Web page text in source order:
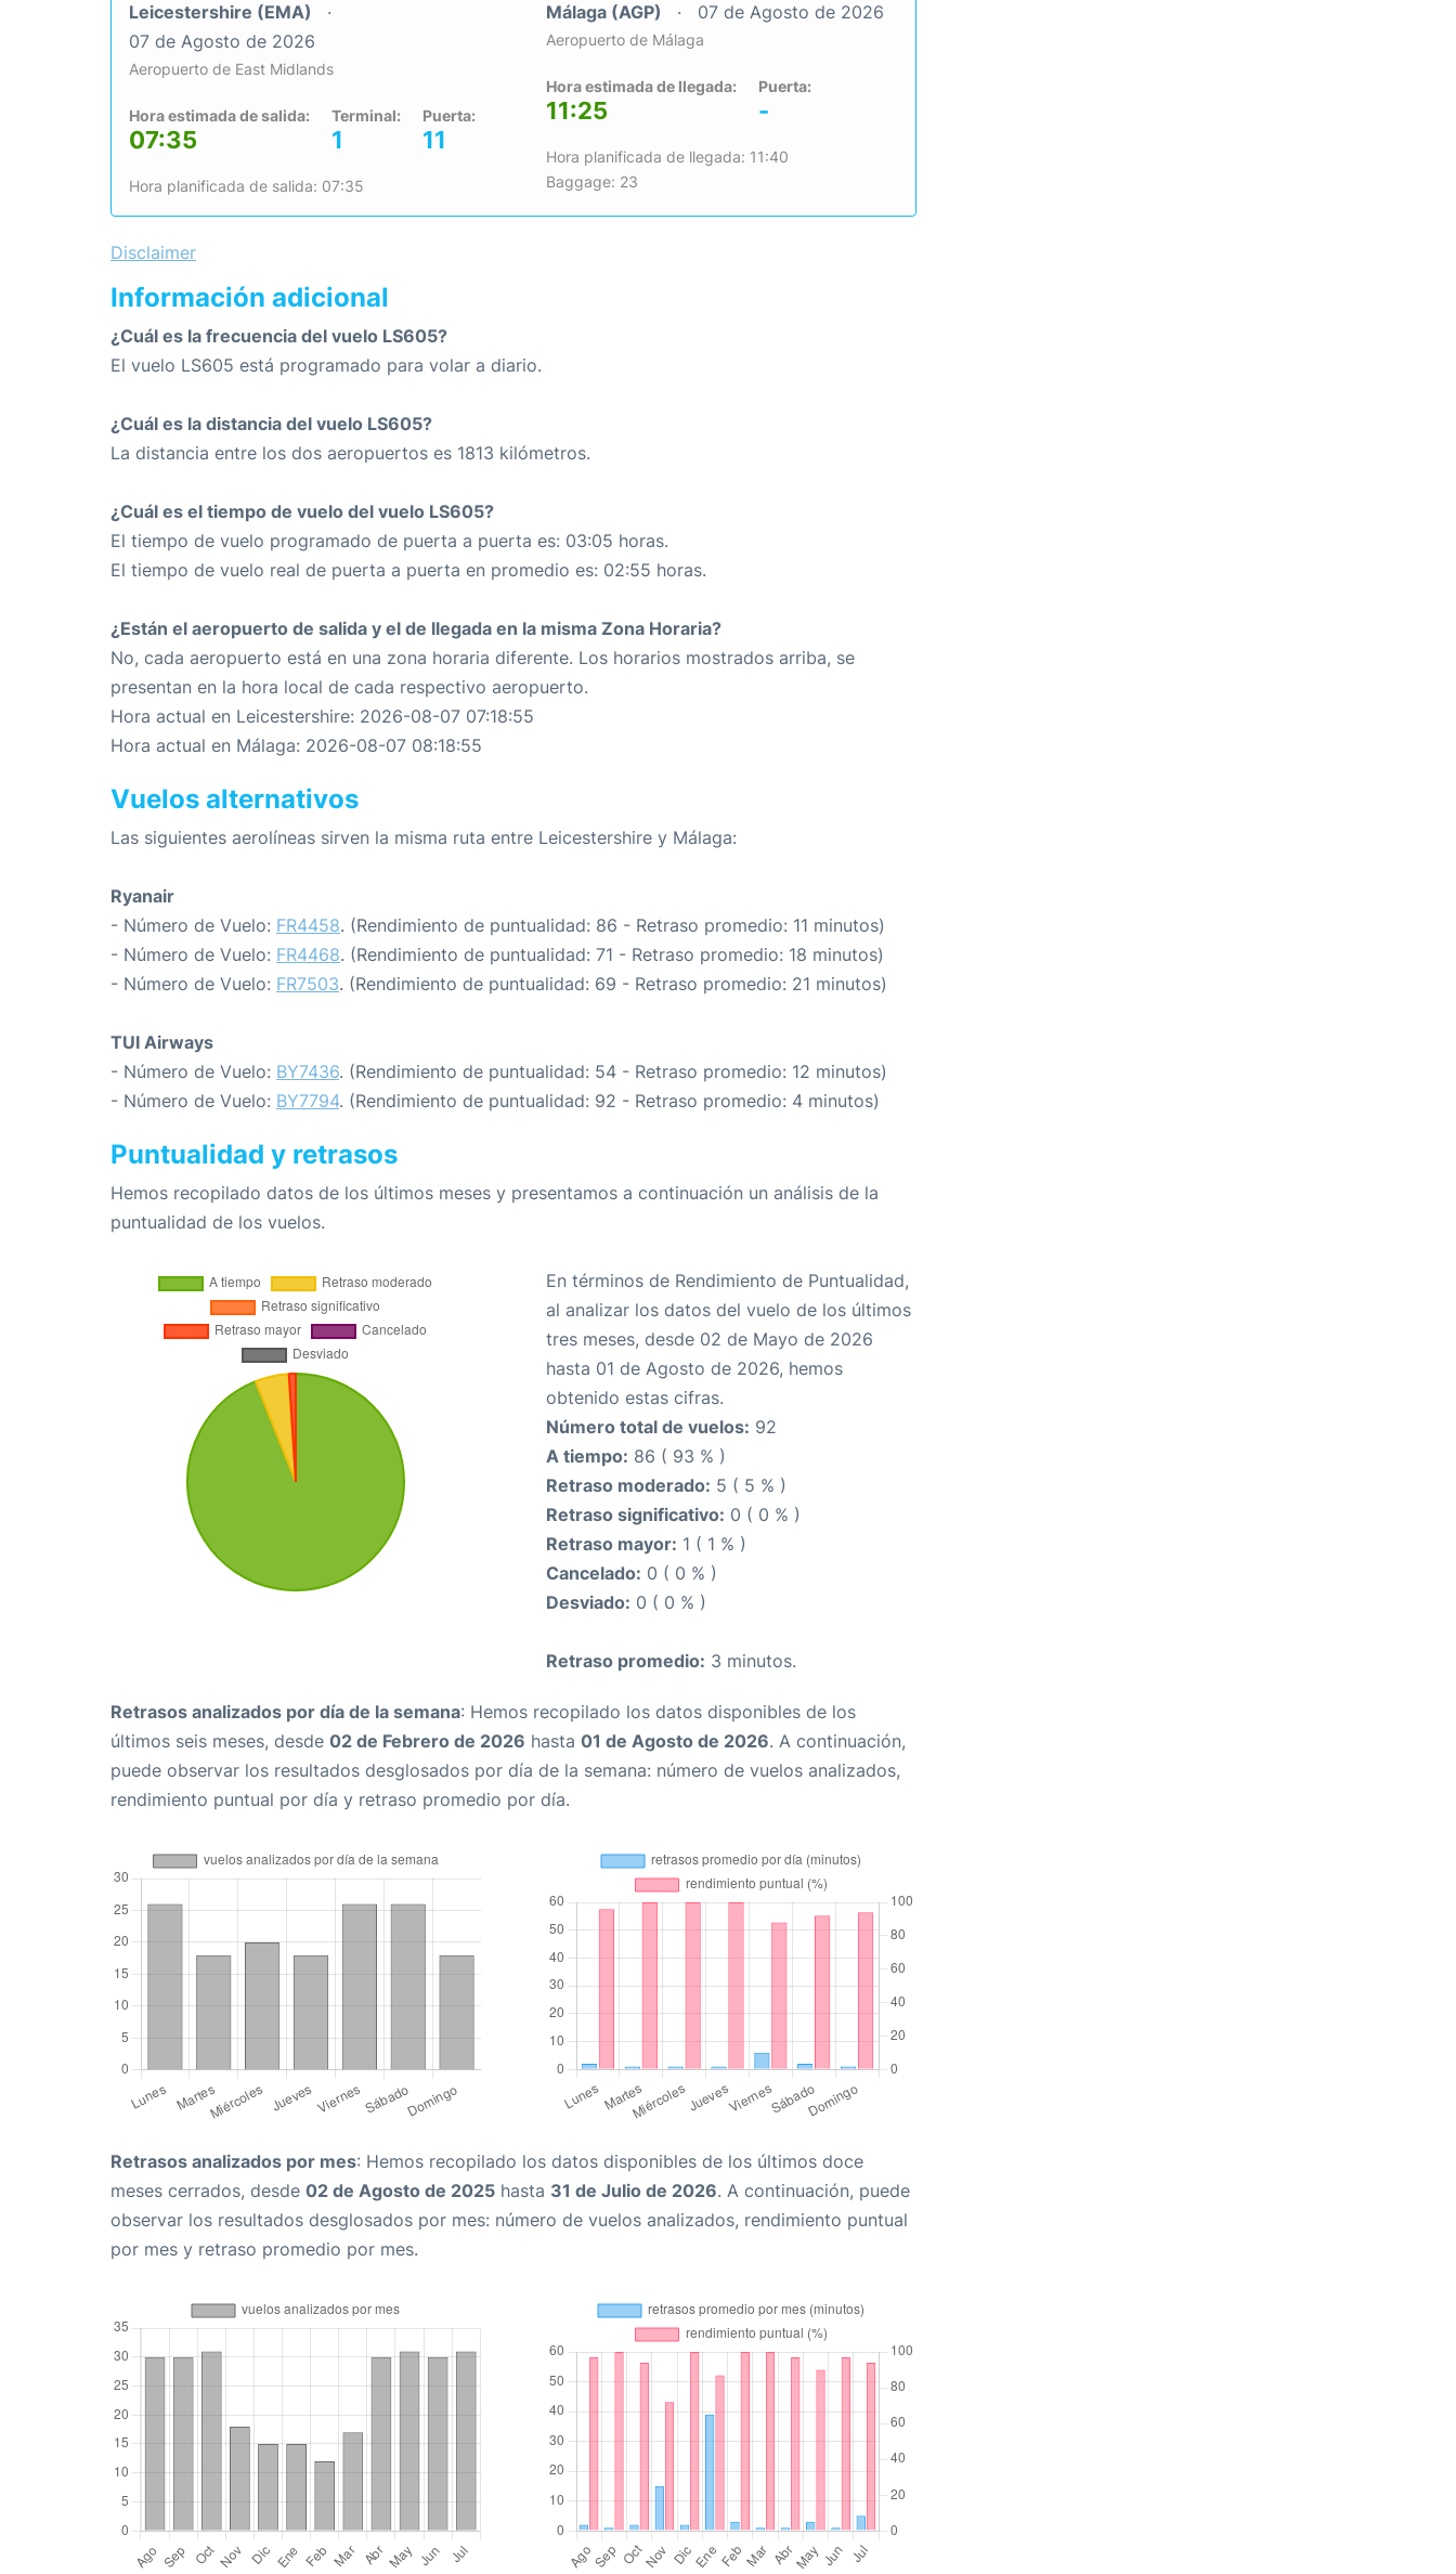
Leicestershire (EMA)
07 de Agosto de 2026
Aeropuerto de East Midlands
Hora estimada de salida:
07:35
Terminal:
1
Puerta:
11
Hora planificada de salida: 07:35
Málaga (AGP) 07 de Agosto de 2026
Aeropuerto de Málaga
Hora estimada de llegada:
11:25
Puerta:
-
Hora planificada de llegada: 11:40
Baggage: 23
Disclaimer
Información adicional
¿Cuál es la frecuencia del vuelo LS605?
El vuelo LS605 está programado para volar a diario.
¿Cuál es la distancia del vuelo LS605?
La distancia entre los dos aeropuertos es 1813 kilómetros.
¿Cuál es el tiempo de vuelo del vuelo LS605?
El tiempo de vuelo programado de puerta a puerta es: 03:05 horas.
El tiempo de vuelo real de puerta a puerta en promedio es: 02:55 horas.
¿Están el aeropuerto de salida y el de llegada en la misma Zona Horaria?
No, cada aeropuerto está en una zona horaria diferente. Los horarios mostrados arriba, se
presentan en la hora local de cada respectivo aeropuerto.
Hora actual en Leicestershire: 2026-08-07 07:18:55
Hora actual en Málaga: 2026-08-07 08:18:55
Vuelos alternativos
Las siguientes aerolíneas sirven la misma ruta entre Leicestershire y Málaga:
Ryanair
- Número de Vuelo: FR4458. (Rendimiento de puntualidad: 86 - Retraso promedio: 11 minutos)
- Número de Vuelo: FR4468. (Rendimiento de puntualidad: 71 - Retraso promedio: 18 minutos)
- Número de Vuelo: FR7503. (Rendimiento de puntualidad: 69 - Retraso promedio: 21 minutos)
TUI Airways
- Número de Vuelo: BY7436. (Rendimiento de puntualidad: 54 - Retraso promedio: 12 minutos)
- Número de Vuelo: BY7794. (Rendimiento de puntualidad: 92 - Retraso promedio: 4 minutos)
Puntualidad y retrasos
Hemos recopilado datos de los últimos meses y presentamos a continuación un análisis de la
puntualidad de los vuelos.
En términos de Rendimiento de Puntualidad,
al analizar los datos del vuelo de los últimos
tres meses, desde 02 de Mayo de 2026
hasta 01 de Agosto de 2026, hemos
obtenido estas cifras.
Número total de vuelos: 92
A tiempo: 86 ( 93 % )
Retraso moderado: 5 ( 5 % )
Retraso significativo: 0 ( 0 % )
Retraso mayor: 1 ( 1 % )
Cancelado: 0 ( 0 % )
Desviado: 0 ( 0 % )
Retraso promedio: 3 minutos.
Retrasos analizados por día de la semana: Hemos recopilado los datos disponibles de los
últimos seis meses, desde 02 de Febrero de 2026 hasta 01 de Agosto de 2026. A continuación,
puede observar los resultados desglosados por día de la semana: número de vuelos analizados,
rendimiento puntual por día y retraso promedio por día.
Retrasos analizados por mes: Hemos recopilado los datos disponibles de los últimos doce
meses cerrados, desde 02 de Agosto de 2025 hasta 31 de Julio de 2026. A continuación, puede
observar los resultados desglosados por mes: número de vuelos analizados, rendimiento puntual
por mes y retraso promedio por mes.